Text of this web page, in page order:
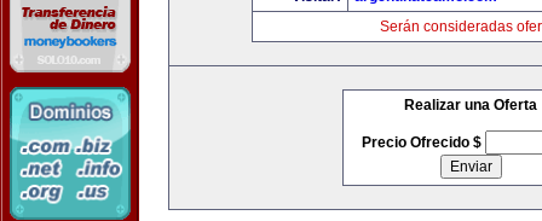
Serán consideradas
Realizar una Oferta
Precio Ofrecido $